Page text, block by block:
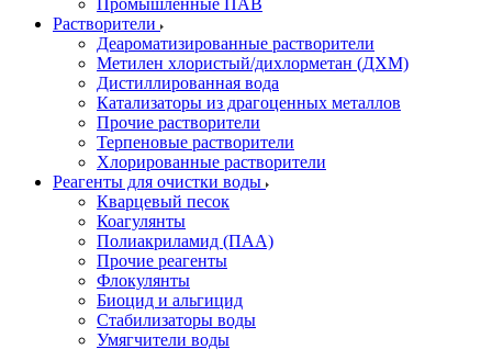
Промышленные ПАВ
Растворители
Деароматизированные растворители
Метилен хлористый/дихлорметан (ДХМ)
Дистиллированная вода
Катализаторы из драгоценных металлов
Прочие растворители
Терпеновые растворители
Хлорированные растворители
Реагенты для очистки воды
Кварцевый песок
Коагулянты
Полиакриламид (ПАА)
Прочие реагенты
Флокулянты
Биоцид и альгицид
Стабилизаторы воды
Умягчители воды